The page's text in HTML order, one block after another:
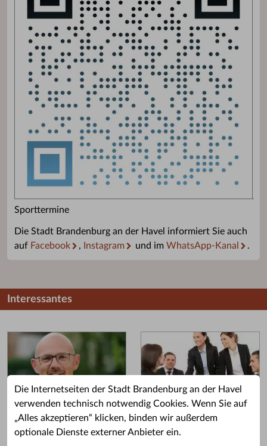
Die Internetseiten der Stadt Brandenburg an der Havel
verwenden technisch notwendig Cookies. Wenn Sie auf
„Alles akzeptieren“ klicken, binden wir außerdem
optionale Dienste externer Anbieter ein.
Sporttermine
Die Stadt Brandenburg an der Havel informiert Sie auch
auf Facebook , Instagram und im WhatsApp-Kanal .
Interessantes
Grußwort des OB